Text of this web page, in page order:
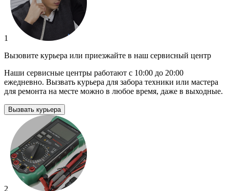
1
Вызовите курьера или приезжайте в наш сервисный центр
Наши сервисные центры работают с 10:00 до 20:00
ежедневно. Вызвать курьера для забора техники или мастера
для ремонта на месте можно в любое время, даже в выходные.
Вызвать курьера
2